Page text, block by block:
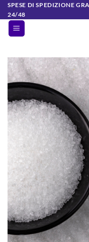
Salta
ai
contenuti
SPESE DI SPEDIZIONE
24/48